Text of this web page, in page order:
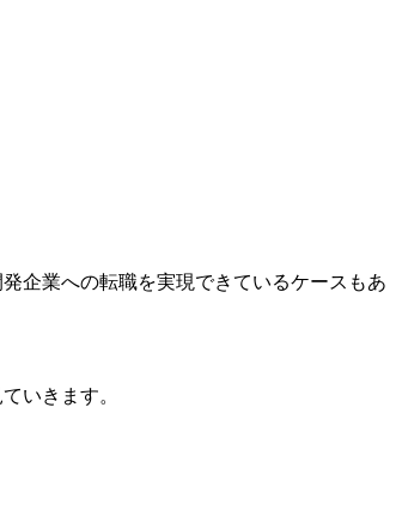
企業への転職を実現できているケースもあ
いきます。